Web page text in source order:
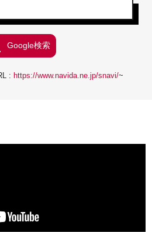
: https://www.navida.ne.jp/snavi/~